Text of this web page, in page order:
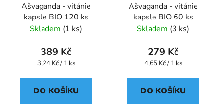
Ašvaganda - vitánie
kapsle BIO 120 ks
Skladem (1 ks)
389 Kč
Měrná
3,24 Kč / 1 ks
DO KOŠÍKU
Ašvaganda - vitánie
kapsle BIO 60 ks
Skladem (3 ks)
279 Kč
Měrná
4,65 Kč / 1 ks
DO KOŠÍKU